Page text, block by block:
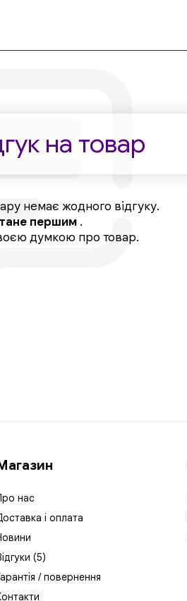
на товар
немає жодного відгуку.
першим .
думкою про товар.
нас
і оплата
(5)
/ повернення